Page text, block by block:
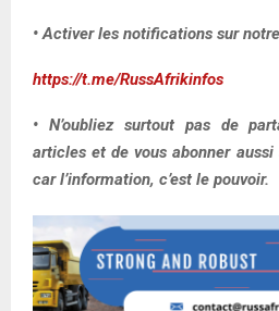
• Activer les notifications sur notre
https://t.me/RussAfrikinfos
• N’oubliez surtout pas de
articles et de vous abonner
car l’information, c’est le pouvoir.